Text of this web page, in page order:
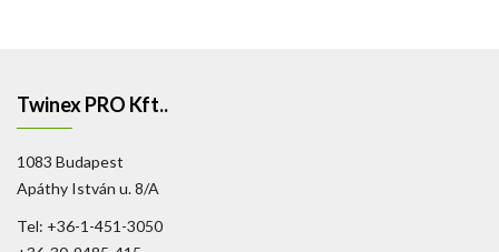
Twinex PRO Kft..
1083 Budapest
Apáthy István u. 8/A
Tel: +36-1-451-3050